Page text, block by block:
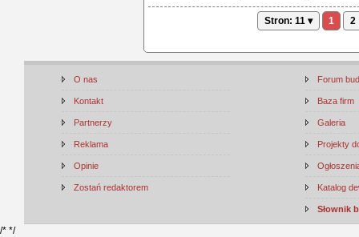
Stron: 11 ▾ 1 2
O nas
Kontakt
Partnerzy
Reklama
Opinie
Zostań redaktorem
Forum
Baza firm
Galeria
Projekty
Katalog
Słownik
/* */